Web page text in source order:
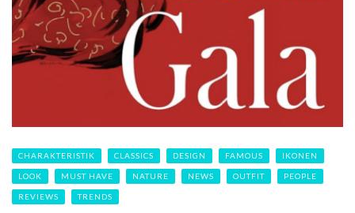
CHARAKTERISTIK CLASSICS DESIGN FAMOUS IKONEN
LOOK MUST HAVE NATURE NEWS OUTFIT PEOPLE
REVIEWS TRENDS